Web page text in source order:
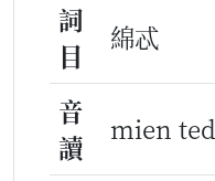
詞
目
綿忒
音
讀
mien ted